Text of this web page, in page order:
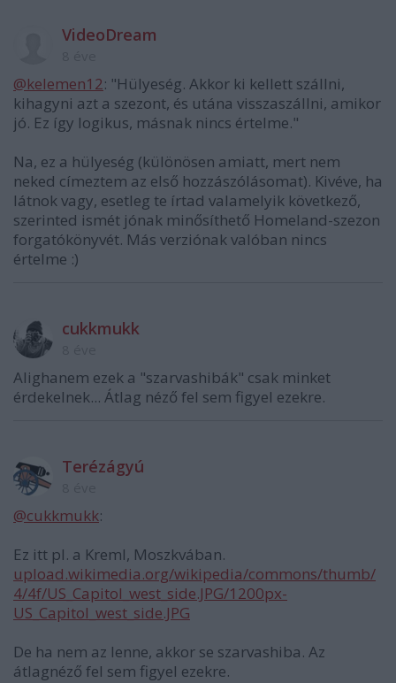
VideoDream
@kelemen12: "Hülyeség. Akkor ki kellett szállni,
kihagyni azt a szezont, és utána visszaszállni, amikor
jó. Ez így logikus, másnak nincs értelme."
Na, ez a hülyeség (különösen amiatt, mert nem
neked címeztem az első hozzászólásomat). Kivéve, ha
látnok vagy, esetleg te írtad valamelyik következő,
szerinted ismét jónak minősíthető Homeland-szezon
forgatókönyvét. Más verziónak valóban nincs
értelme :)
cukkmukk
Alighanem ezek a "szarvashibák" csak minket
érdekelnek... Átlag néző fel sem figyel ezekre.
Terézágyú
@cukkmukk:
Ez itt pl. a Kreml, Moszkvában.
upload.wikimedia.org/wikipedia/commons/thumb/
4/4f/US_Capitol_west_side.JPG/1200px-
US_Capitol_west_side.JPG
De ha nem az lenne, akkor se szarvashiba. Az
átlagnéző fel sem figyel ezekre.